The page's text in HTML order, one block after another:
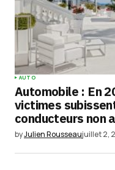
AUTO
Automobile : En
victimes
conducteurs non
byJulien Rousseaujuillet 2,